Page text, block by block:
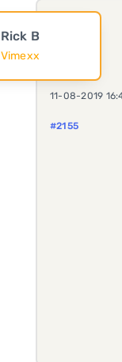
Rick B
Vimexx
11-08-2019
#2155